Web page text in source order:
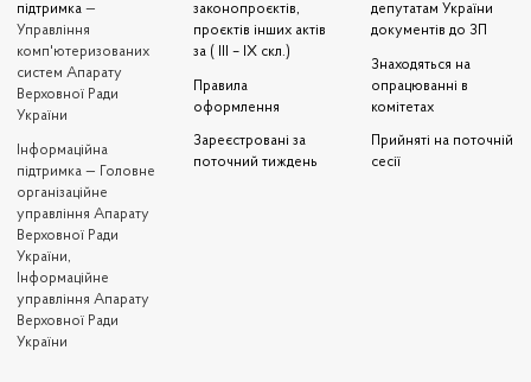
підтримка —
Управління
комп'ютеризованих
систем Апарату
Верховної Ради
України
Iнформаційна
підтримка — Головне
організаційне
управління Апарату
Верховної Ради
України,
Інформаційне
управління Апарату
Верховної Ради
України
законопроєктів,
проєктів інших актів
за ( III – IX скл.)
Правила
оформлення
Зареєстровані за
поточний тиждень
депутатам України
документів до ЗП
Знаходяться на
опрацюванні в
комітетах
Прийняті на поточній
сесії